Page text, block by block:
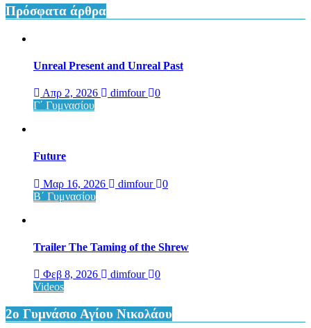
Πρόσφατα άρθρα
Unreal Present and Unreal Past
Απρ 2, 2026 dimfour
0
Γ΄ Γυμνασίου
Future
Μαρ 16, 2026 dimfour
0
Β΄ Γυμνασίου
Trailer The Taming of the Shrew
Φεβ 8, 2026 dimfour
0
Videos
2ο Γυμνάσιο Αγίου Νικολάου